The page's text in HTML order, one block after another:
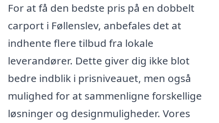
For at få den bedste pris på en dobbelt
carport i Føllenslev, anbefales det at
indhente flere tilbud fra lokale
leverandører. Dette giver dig ikke blot
bedre indblik i prisniveauet, men også
mulighed for at sammenligne forskellige
løsninger og designmuligheder. Vores